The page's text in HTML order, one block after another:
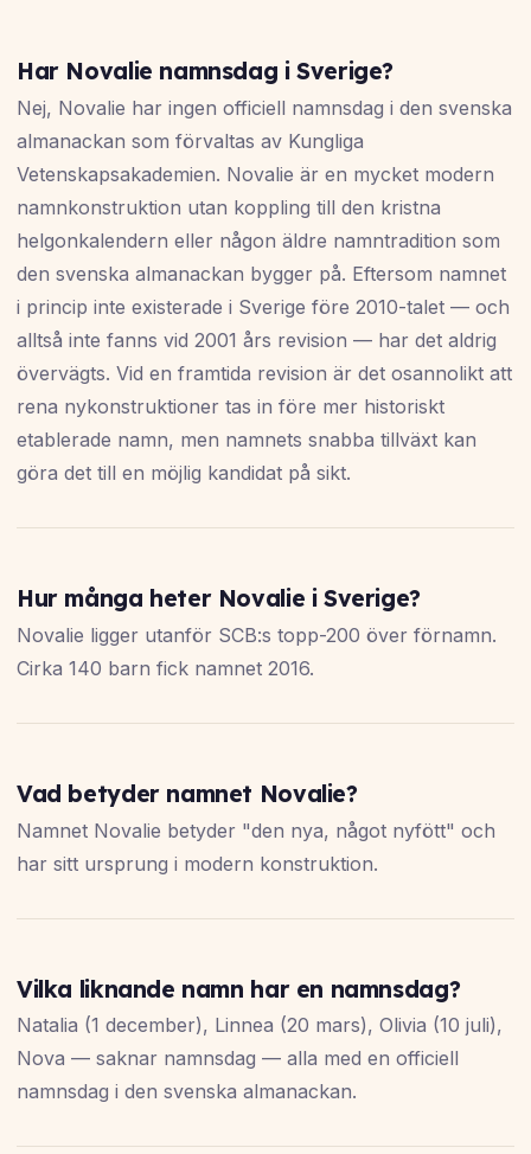
Har Novalie namnsdag i Sverige?
Nej, Novalie har ingen officiell namnsdag i den svenska
almanackan som förvaltas av Kungliga
Vetenskapsakademien. Novalie är en mycket modern
namnkonstruktion utan koppling till den kristna
helgonkalendern eller någon äldre namntradition som
den svenska almanackan bygger på. Eftersom namnet
i princip inte existerade i Sverige före 2010-talet — och
alltså inte fanns vid 2001 års revision — har det aldrig
övervägts. Vid en framtida revision är det osannolikt att
rena nykonstruktioner tas in före mer historiskt
etablerade namn, men namnets snabba tillväxt kan
göra det till en möjlig kandidat på sikt.
Hur många heter Novalie i Sverige?
Novalie ligger utanför SCB:s topp-200 över förnamn.
Cirka 140 barn fick namnet 2016.
Vad betyder namnet Novalie?
Namnet Novalie betyder "den nya, något nyfött" och
har sitt ursprung i modern konstruktion.
Vilka liknande namn har en namnsdag?
Natalia (1 december), Linnea (20 mars), Olivia (10 juli),
Nova — saknar namnsdag — alla med en officiell
namnsdag i den svenska almanackan.